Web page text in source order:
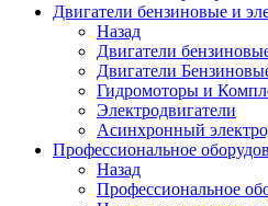
Двигатели бензиновые и
Назад
Двигатели
Двигатели
Гидромоторы и
Электродвигатели
Асинхронный
Профессиональное
Назад
Профессиональное